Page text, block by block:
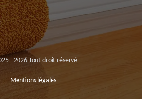
- 2026 Tout droit réservé
Mentions légales